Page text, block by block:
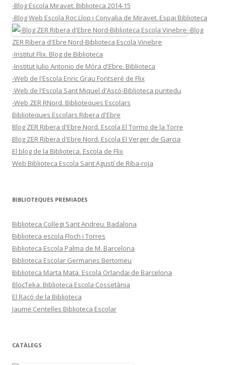
-Blog Escola Miravet. Biblioteca 2014-15
-Blog Web Escola Roc Llop i Convalia de Miravet. Espai Biblioteca
-Blog
ZER Ribera d'Ebre Nord-Biblioteca Escola Vinebre
-Institut Flix. Blog de Biblioteca
-Institut Julio Antonio de Móra d'Ebre. Biblioteca
-Web de l'Escola Enric Grau Fontseré de Flix
-Web de l'Escola Sant Miquel d'Ascó-Biblioteca puntedu
-Web ZER RNord. Biblioteques Escolars
Biblioteques Escolars Ribera d'Ebre
Blog ZER Ribera d'Ebre Nord. Escola El Tormo de la Torre
Blog ZER Ribera d'Ebre Nord. Escola El Verger de Garcia
El blog de la Biblioteca. Escola de Flix
Web Biblioteca Escola Sant Agustí de Riba-roja
BIBLIOTEQUES PREMIADES
Biblioteca Col·legi Sant Andreu. Badalona
Biblioteca escola Floch i Torres
Biblioteca Escola Palma de M. Barcelona
Biblioteca Escolar Germanes Bertomeu
Biblioteca Marta Mata. Escola Orlandai de Barcelona
BlocTeka. Biblioteca Escola Cossetània
El Racó de la Biblioteca
Jaume Centelles Biblioteca Escolar
CATÀLEGS